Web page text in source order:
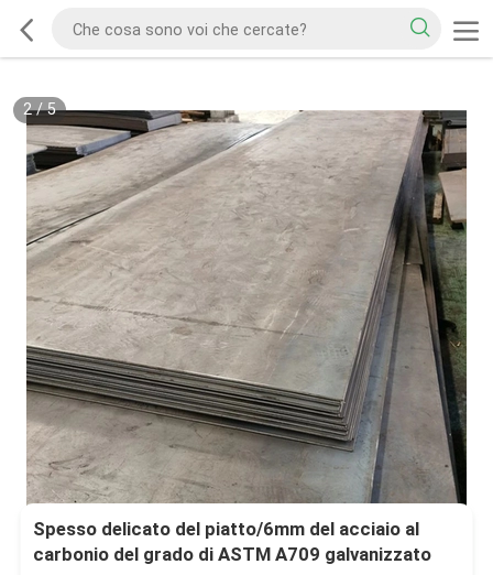
2/5
Spesso delicato del piatto/6mm del acciaio al
carbonio del grado di ASTM A709 galvanizzato